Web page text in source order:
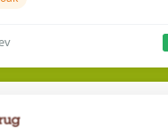
søges til Henrik